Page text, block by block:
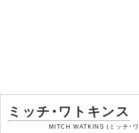
ミッチ・ワトキンス
MITCH WATKINS (ミッチ・